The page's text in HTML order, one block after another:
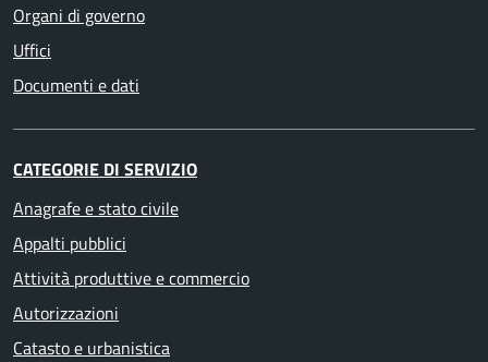
Organi di governo
Uffici
Documenti e dati
CATEGORIE DI SERVIZIO
Anagrafe e stato civile
Appalti pubblici
Attività produttive e commercio
Autorizzazioni
Catasto e urbanistica